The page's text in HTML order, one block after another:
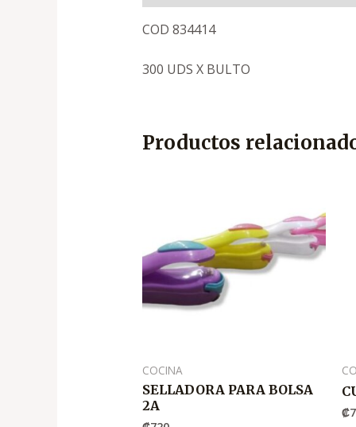
COD 834414
300 UDS X BULTO
Productos
COCINA
SELLADORA PARA BOLSA
2A
₡